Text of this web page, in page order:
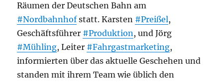
Räumen der Deutschen Bahn am
#Nordbahnhofstatt. Karsten #Preißel,
Geschäftsführer #Produktion, und Jörg
#Mühling, Leiter #Fahrgastmarketing,
informierten über das aktuelle Geschehen und
standen mit ihrem Team wie üblich den